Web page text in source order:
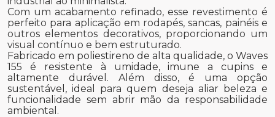
Com um acabamento refinado, esse revestimento é
perfeito para aplicação em rodapés, sancas, painéis e
outros elementos decorativos, proporcionando um
visual contínuo e bem estruturado.
Fabricado em poliestireno de alta qualidade, o Waves
155 é resistente à umidade, imune a cupins e
altamente durável. Além disso, é uma opção
sustentável, ideal para quem deseja aliar beleza e
funcionalidade sem abrir mão da responsabilidade
ambiental.